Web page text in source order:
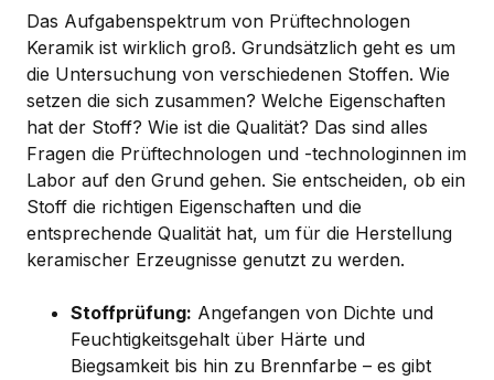
Das Aufgabenspektrum von Prüftechnologen
Keramik ist wirklich groß. Grundsätzlich geht es um
die Untersuchung von verschiedenen Stoffen. Wie
setzen die sich zusammen? Welche Eigenschaften
hat der Stoff? Wie ist die Qualität? Das sind alles
Fragen die Prüftechnologen und -technologinnen im
Labor auf den Grund gehen. Sie entscheiden, ob ein
Stoff die richtigen Eigenschaften und die
entsprechende Qualität hat, um für die Herstellung
keramischer Erzeugnisse genutzt zu werden.
Stoffprüfung: Angefangen von Dichte und
Feuchtigkeitsgehalt über Härte und
Biegsamkeit bis hin zu Brennfarbe – es gibt